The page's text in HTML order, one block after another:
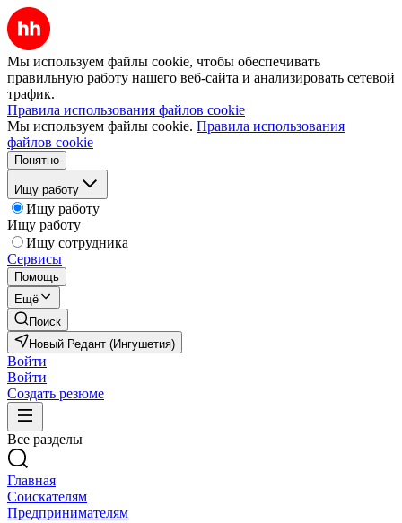
Мы используем файлы cookie, чтобы обеспечивать
правильную работу нашего веб-сайта и анализировать сетевой
трафик.
Правила использования файлов cookie
Мы используем файлы cookie. Правила использования
файлов cookie
Понятно
Ищу работу
Ищу работу
Ищу работу
Ищу сотрудника
Сервисы
Помощь
Ещё
Поиск
Новый Редант (Ингушетия)
Войти
Войти
Создать резюме
Все разделы
Главная
Соискателям
Предпринимателям